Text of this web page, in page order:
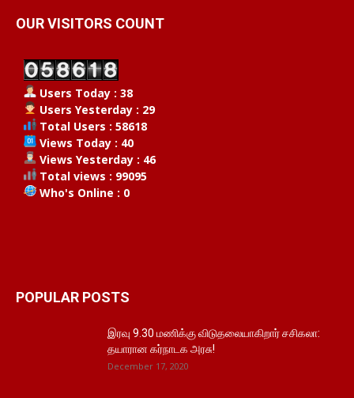
OUR VISITORS COUNT
Users Today : 38
Users Yesterday : 29
Total Users : 58618
Views Today : 40
Views Yesterday : 46
Total views : 99095
Who's Online : 0
POPULAR POSTS
இரவு 9.30 மணிக்கு விடுதலையாகிறார் சசிகலா:
தயாரான கர்நாடக அரசு!
December 17, 2020